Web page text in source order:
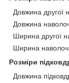
Довжина другої
Довжина
Ширина другої
Ширина
Розміри
Довжина